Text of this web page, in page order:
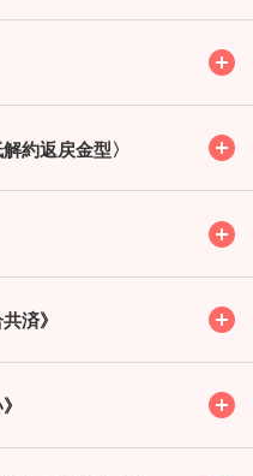
約返戻金型〉
済》